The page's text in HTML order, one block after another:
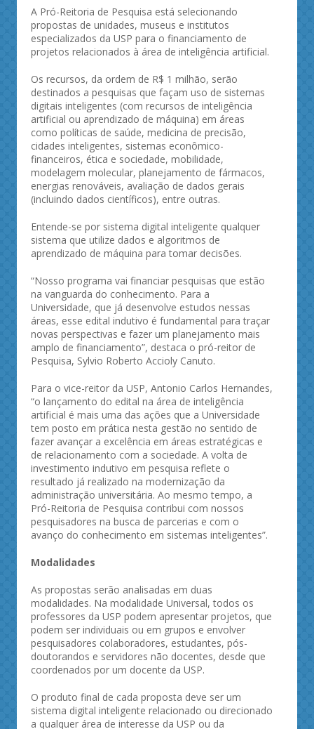
A Pró-Reitoria de Pesquisa está selecionando
propostas de unidades, museus e institutos
especializados da USP para o financiamento de
projetos relacionados à área de inteligência artificial.
Os recursos, da ordem de R$ 1 milhão, serão
destinados a pesquisas que façam uso de sistemas
digitais inteligentes (com recursos de inteligência
artificial ou aprendizado de máquina) em áreas
como políticas de saúde, medicina de precisão,
cidades inteligentes, sistemas econômico-
financeiros, ética e sociedade, mobilidade,
modelagem molecular, planejamento de fármacos,
energias renováveis, avaliação de dados gerais
(incluindo dados científicos), entre outras.
Entende-se por sistema digital inteligente qualquer
sistema que utilize dados e algoritmos de
aprendizado de máquina para tomar decisões.
“Nosso programa vai financiar pesquisas que estão
na vanguarda do conhecimento. Para a
Universidade, que já desenvolve estudos nessas
áreas, esse edital indutivo é fundamental para traçar
novas perspectivas e fazer um planejamento mais
amplo de financiamento”, destaca o pró-reitor de
Pesquisa, Sylvio Roberto Accioly Canuto.
Para o vice-reitor da USP, Antonio Carlos Hernandes,
“o lançamento do edital na área de inteligência
artificial é mais uma das ações que a Universidade
tem posto em prática nesta gestão no sentido de
fazer avançar a excelência em áreas estratégicas e
de relacionamento com a sociedade. A volta de
investimento indutivo em pesquisa reflete o
resultado já realizado na modernização da
administração universitária. Ao mesmo tempo, a
Pró-Reitoria de Pesquisa contribui com nossos
pesquisadores na busca de parcerias e com o
avanço do conhecimento em sistemas inteligentes”.
Modalidades
As propostas serão analisadas em duas
modalidades. Na modalidade Universal, todos os
professores da USP podem apresentar projetos, que
podem ser individuais ou em grupos e envolver
pesquisadores colaboradores, estudantes, pós-
doutorandos e servidores não docentes, desde que
coordenados por um docente da USP.
O produto final de cada proposta deve ser um
sistema digital inteligente relacionado ou direcionado
a qualquer área de interesse da USP ou da